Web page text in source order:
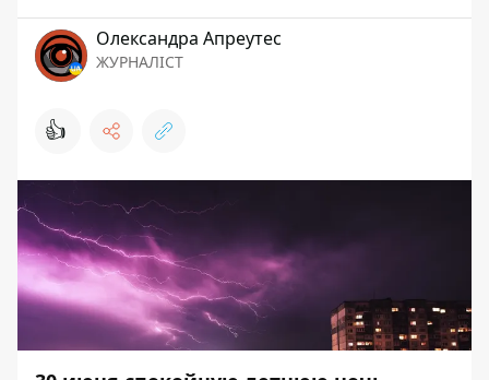
Олександра Апреутес
ЖУРНАЛІСТ
👍